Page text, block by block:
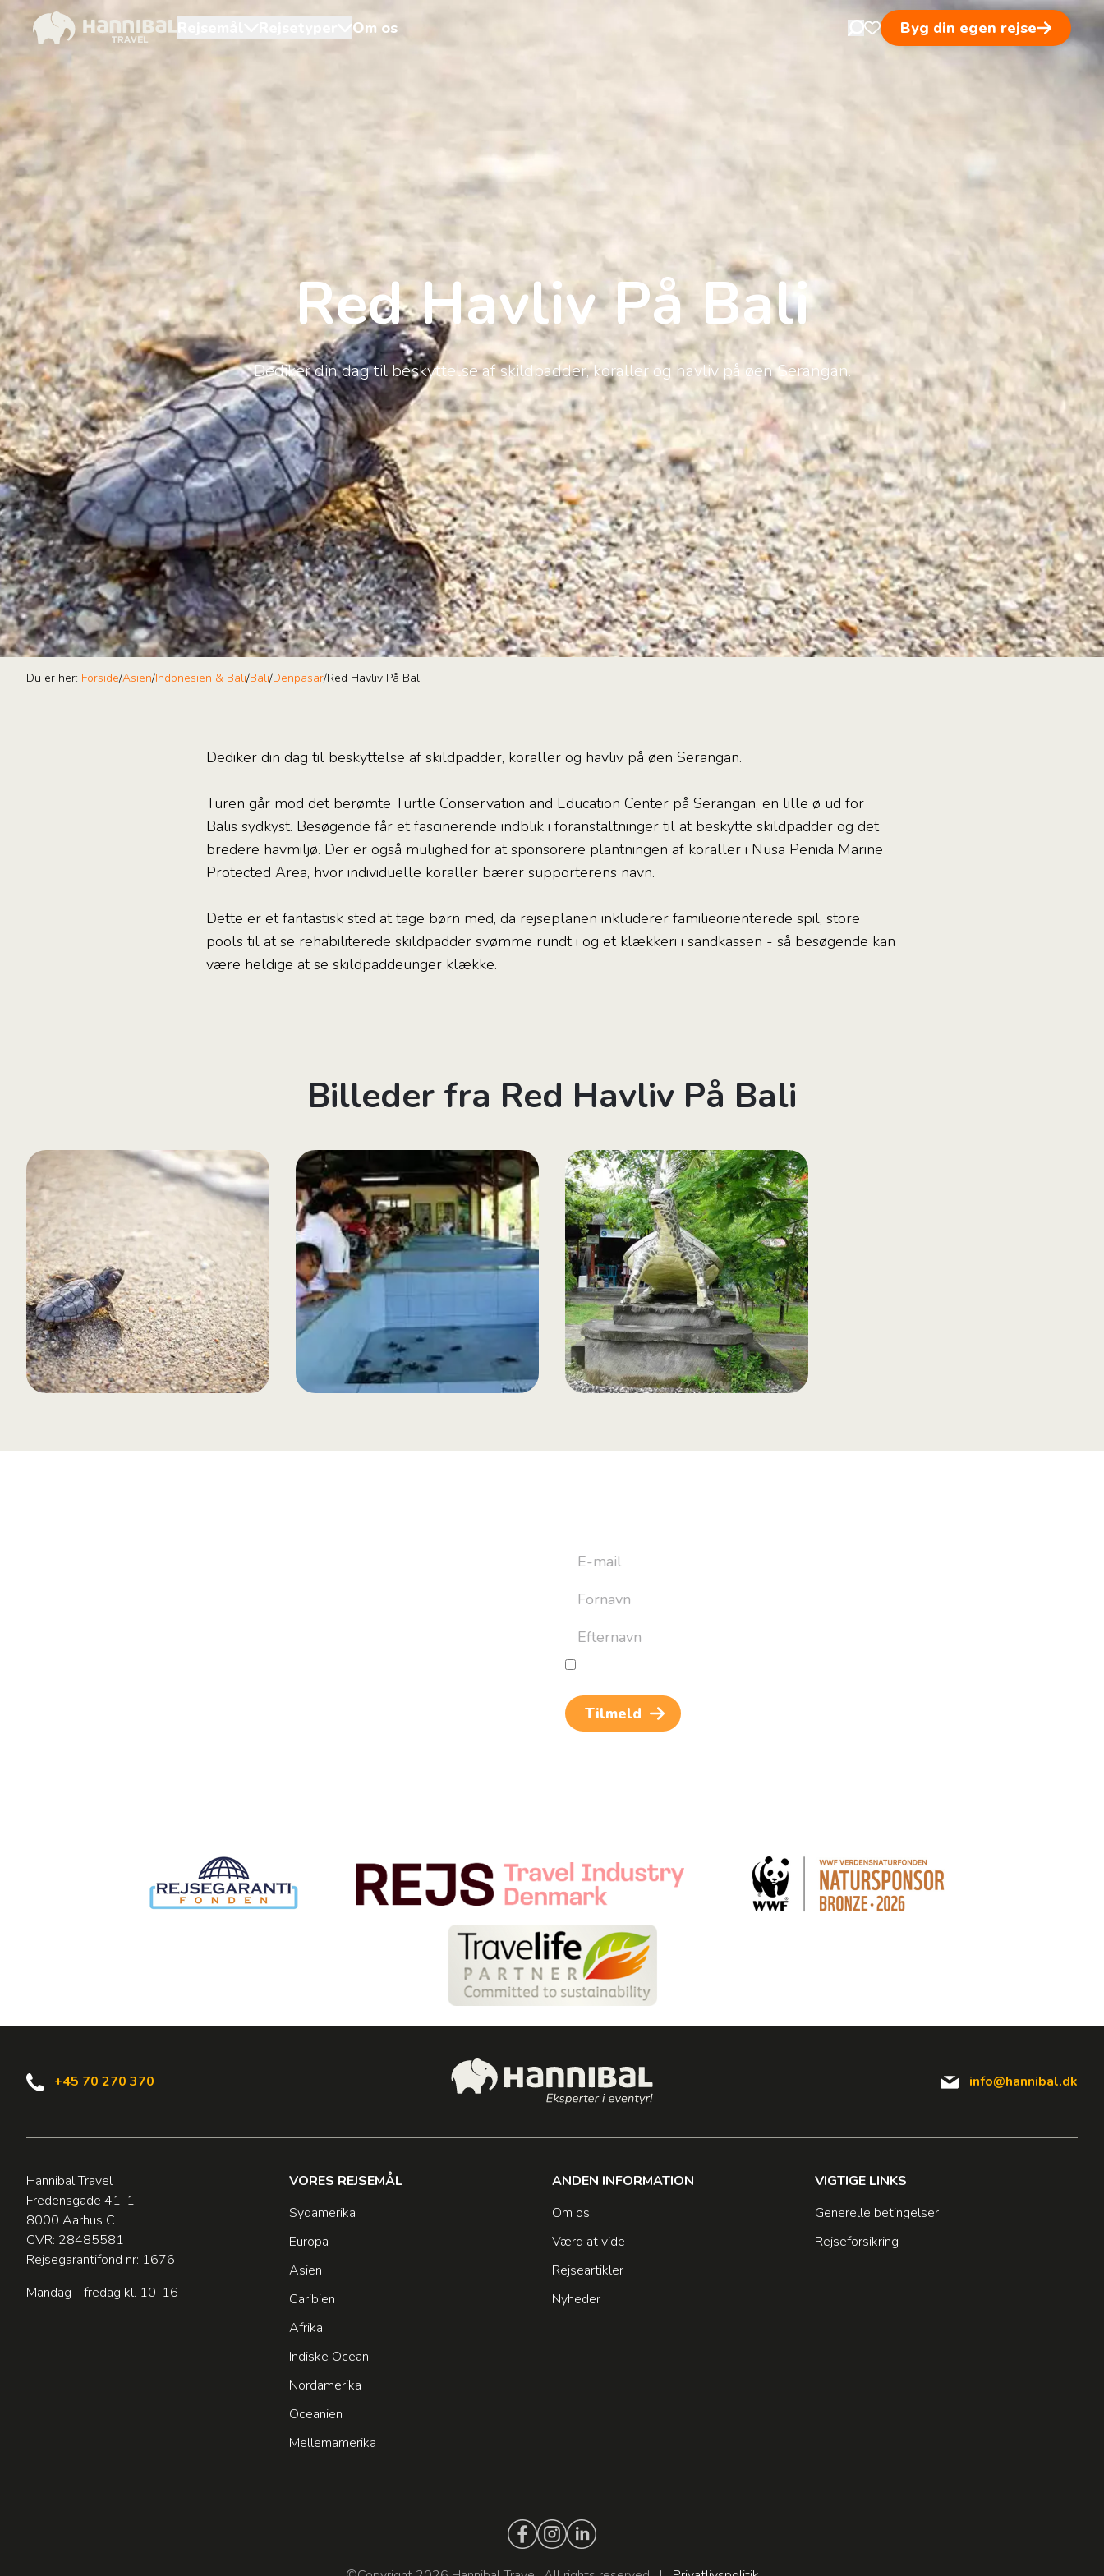
Om os
Open search in nav
Åben favoritsider
Byg din egen rejse
Red Havliv På Bali
Dediker din dag til beskyttelse af skildpadder, koraller og havliv på øen Serangan.
Du er her: Forside/Asien/Indonesien & Bali/Bali/Denpasar/Red Havliv På Bali
Dediker din dag til beskyttelse af skildpadder, koraller og havliv på øen Serangan.
Turen går mod det berømte Turtle Conservation and Education Center på Serangan, en lille ø ud for
Balis sydkyst. Besøgende får et fascinerende indblik i foranstaltninger til at beskytte skildpadder og det
bredere havmiljø. Der er også mulighed for at sponsorere plantningen af ​​koraller i Nusa Penida Marine
Protected Area, hvor individuelle koraller bærer supporterens navn.
Dette er et fantastisk sted at tage børn med, da rejseplanen inkluderer familieorienterede spil, store
pools til at se rehabiliterede skildpadder svømme rundt i og et klækkeri i sandkassen - så besøgende kan
være heldige at se skildpaddeunger klække.
Billeder fra Red Havliv På Bali
+45 70 270 370 info@hannibal.dk
Hannibal Travel
Fredensgade 41, 1.
8000 Aarhus C
CVR: 28485581
Rejsegarantifond nr: 1676
Mandag - fredag kl. 10-16
VORES REJSEMÅL
Sydamerika
Europa
Asien
Caribien
Afrika
Indiske Ocean
Nordamerika
Oceanien
Mellemamerika
ANDEN INFORMATION
Om os
Værd at vide
Rejseartikler
Nyheder
VIGTIGE LINKS
Generelle betingelser
Rejseforsikring